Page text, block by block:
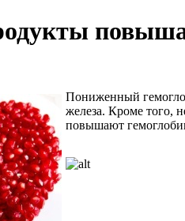
Пониженный
железа. Кроме того,
повышают